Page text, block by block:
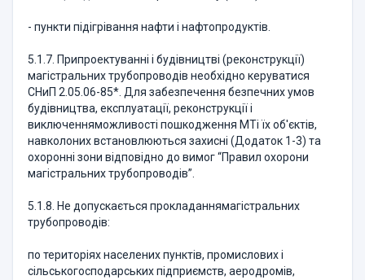
- пункти підігрівання нафти і нафтопродуктів.
5.1.7. Припроектуванні і будівництві (реконструкції)
магістральних трубопроводів необхідно керуватися
СНиП 2.05.06-85*. Для забезпечення безпечних умов
будівництва, експлуатації, реконструкції і
виключенняможливості пошкодження МТі їх об'єктів,
навколоних встановлюються захисні (Додаток 1-3) та
охоронні зони відповідно до вимог “Правил охорони
магістральних трубопроводів”.
5.1.8. Не допускається прокладаннямагістральних
трубопроводів:
по територіях населених пунктів, промислових і
сільськогосподарських підприємств, аеродромів,